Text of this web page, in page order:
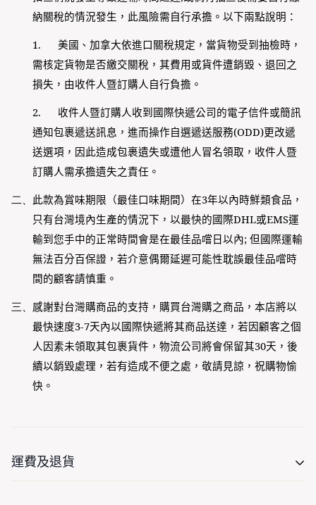
納關稅的情況發生，此風險需自行承擔。以下兩點說明：
1.
美國、加拿大依進口關稅規定，當貨物受到抽檢時，
需核定貨物是否繳交關稅，其費用或貨件遭銷毀、退回之
損失，由收件人暨訂購人自行負擔。
2.
收件人暨訂購人收到國際快遞公司的電子信件或簡訊
通知包裹遞送訊息，進而操作自選遞送服務(ODD)更改遞
送選項，因此造成包裹遺失或遭他人冒名領取，收件人暨
訂購人需承擔遺失之責任。
二、 此款為賞味期限（最佳口味期間）在3年以內時鮮類食品，
只有台灣境內生產的情況下，以最快的國際DHL或EMS運
輸到您手中的正常時間會是在最佳品嚐日以內; 但國際運輸
無法百分百保證，若介意偶爾延遲可能性耽誤最佳品嚐時
間的顧客請慎重。
三、 感謝對台灣購商品的支持，購買台灣購之商品，本店將以
最快速度3-7天內以國際快遞將其商品送達，若因顧客之個
人因素未領取其包裹貨件，物流公司將會保留其30天，後
續以銷毀處理，若有造成不便之處，敬請見諒，祝購物愉
快。
運費及退貨